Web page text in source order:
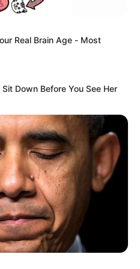
llegó al lugar y, al
Real Brain Age - Most
Down Before You See Her